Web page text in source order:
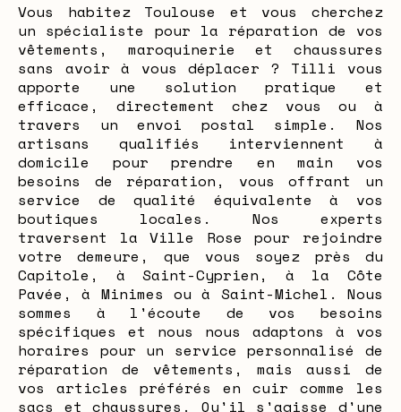
Vous habitez Toulouse et vous cherchez
un spécialiste pour la réparation de vos
vêtements, maroquinerie et chaussures
sans avoir à vous déplacer ? Tilli vous
apporte une solution pratique et
efficace, directement chez vous ou à
travers un envoi postal simple. Nos
artisans qualifiés interviennent à
domicile pour prendre en main vos
besoins de réparation, vous offrant un
service de qualité équivalente à vos
boutiques locales. Nos experts
traversent la Ville Rose pour rejoindre
votre demeure, que vous soyez près du
Capitole, à Saint-Cyprien, à la Côte
Pavée, à Minimes ou à Saint-Michel. Nous
sommes à l'écoute de vos besoins
spécifiques et nous nous adaptons à vos
horaires pour un service personnalisé de
réparation de vêtements, mais aussi de
vos articles préférés en cuir comme les
sacs et chaussures. Qu'il s'agisse d'une